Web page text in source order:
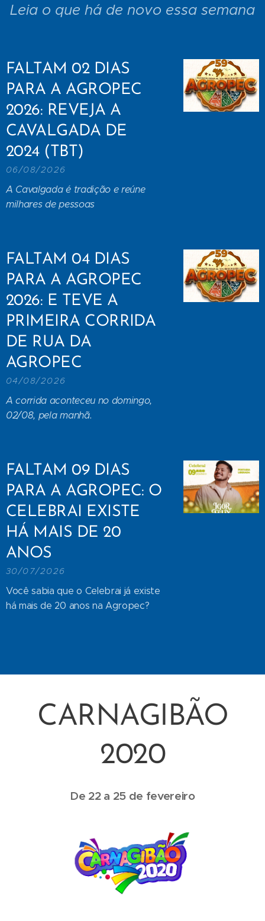
Leia o que há de novo essa semana
FALTAM 02 DIAS
PARA A AGROPEC
2026: REVEJA A
CAVALGADA DE
2024 (TBT)
06/08/2026
A Cavalgada é tradição e reúne
milhares de pessoas
FALTAM 04 DIAS
PARA A AGROPEC
2026: E TEVE A
PRIMEIRA CORRIDA
DE RUA DA
AGROPEC
04/08/2026
A corrida aconteceu no domingo,
02/08, pela manhã.
FALTAM 09 DIAS
PARA A AGROPEC: O
CELEBRAI EXISTE
HÁ MAIS DE 20
ANOS
30/07/2026
Você sabia que o Celebrai já existe
há mais de 20 anos na Agropec?
CARNAGIBÃO
2020
De 22 a 25 de fevereiro